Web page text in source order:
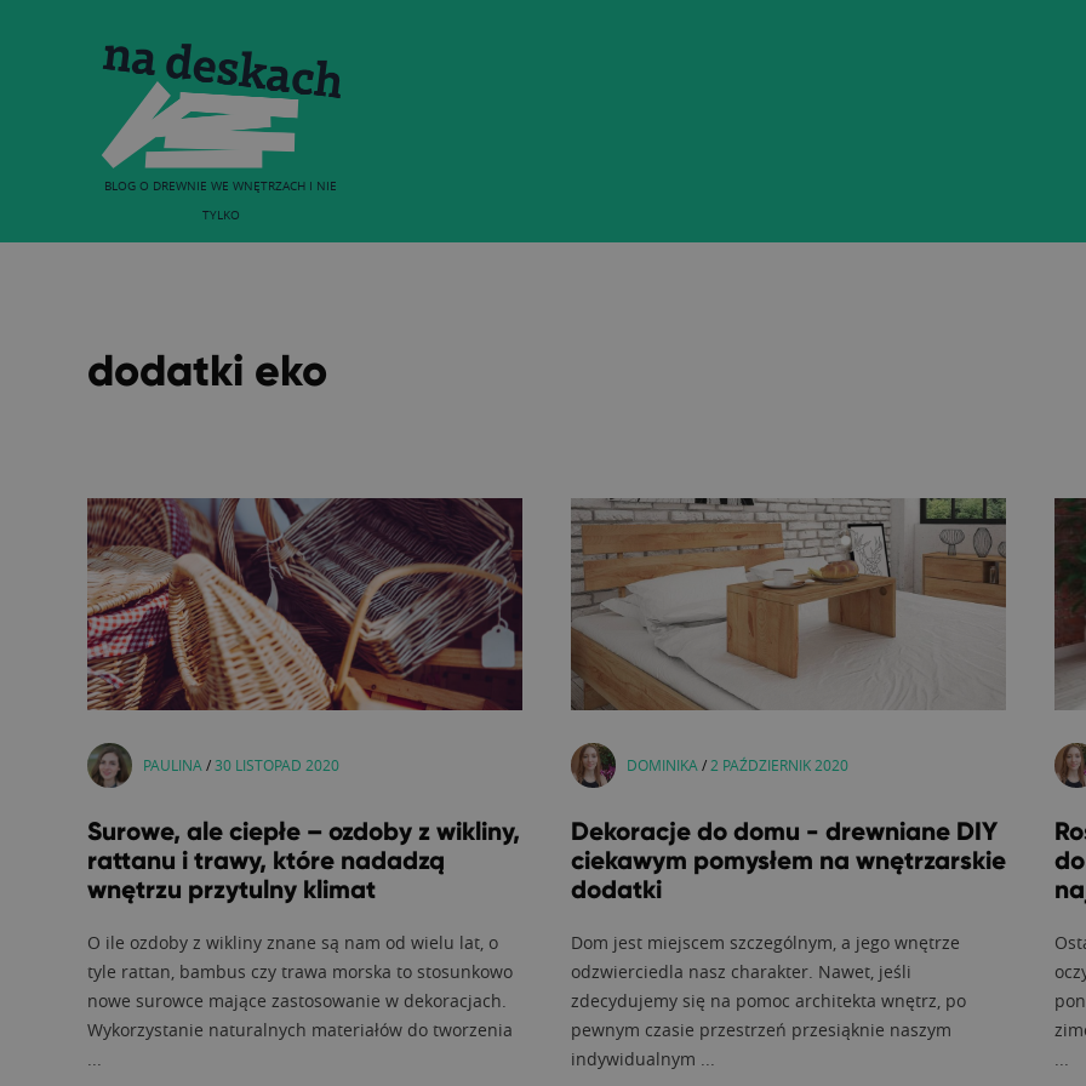
BLOG O DREWNIE WE WNĘTRZACH I NIE
TYLKO
dodatki eko
PAULINA /30 LISTOPAD 2020
Surowe, ale ciepłe – ozdoby z wikliny,
rattanu i trawy, które nadadzą
wnętrzu przytulny klimat
O ile ozdoby z wikliny znane są nam od wielu lat, o
tyle rattan, bambus czy trawa morska to stosunkowo
nowe surowce mające zastosowanie w dekoracjach.
Wykorzystanie naturalnych materiałów do tworzenia
...
DOMINIKA / 2 PAŹDZIERNIK 2020
Dekoracje do domu - drewniane DIY
ciekawym pomysłem na wnętrzarskie
dodatki
Dom jest miejscem szczególnym, a jego wnętrze
odzwierciedla nasz charakter. Nawet, jeśli
zdecydujemy się na pomoc architekta wnętrz, po
pewnym czasie przestrzeń przesiąknie naszym
indywidualnym ...
...